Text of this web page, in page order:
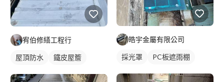
宥伯修繕工程行
屋頂防水 鐵皮屋簷
皓宇金屬有限公司
採光罩 PC板遮雨棚